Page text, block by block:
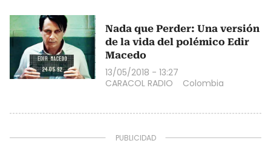
Nada que Perder: Una versión
de la vida del polémico Edir
Macedo
13/05/2018 - 13:27
CARACOL RADIO
Colombia